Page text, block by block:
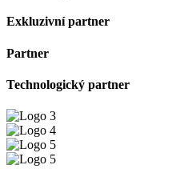
Exkluzivní partner
Partner
Technologický partner